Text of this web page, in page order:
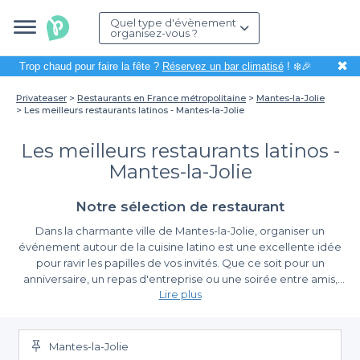
Quel type d'évènement
organisez-vous ?
Trop chaud pour faire la fête ? Réservez un bar climatisé! ❄️🎉 ✖
Privateaser Restaurants en France métropolitaine
Mantes-la-Jolie
Les meilleurs restaurants latinos - Mantes-la-Jolie
Les meilleurs restaurants latinos -
Mantes-la-Jolie
Notre sélection de restaurant
Dans la charmante ville de Mantes-la-Jolie, organiser un
événement autour de la cuisine latino est une excellente idée
pour ravir les papilles de vos invités. Que ce soit pour un
anniversaire, un repas d'entreprise ou une soirée entre amis,
nous avons sélectionné pour vous les meilleurs restaurants
une ambiance chaleureuse et festive, typique de l'Amérique
latine, tout en offrant une variété de spécialités culinaires à
Pourquoi choisir Privateaser pour vos réservations
En optant pour Privateaser, vous simplifiez considérablement le
Lire plus
Mantes-la-Jolie